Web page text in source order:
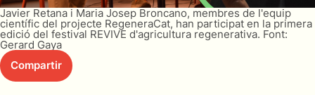
Javier Retana i Maria Josep Broncano, membres de l'equip
científic del projecte RegeneraCat, han participat en la primera
edició del festival REVIVE d'agricultura regenerativa. Font:
Gerard Gaya
Compartir